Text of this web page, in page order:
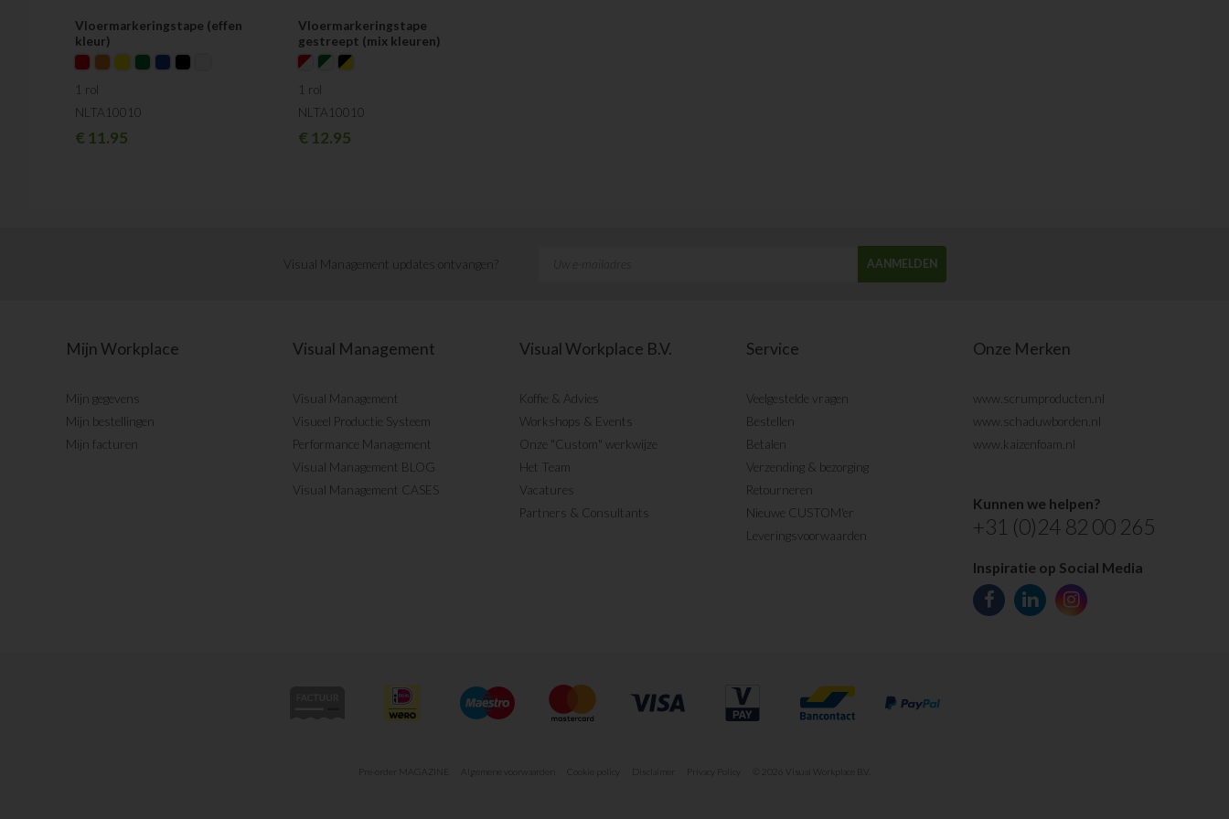
Vloermarkeringstape (effen
kleur)
1 rol
NLTA10010
€11.95
Vloermarkeringstape
gestreept (mix kleuren)
1 rol
NLTA10010
€12.95
Visual Management updates ontvangen? AANMELDEN
Mijn Workplace
Mijn gegevens
Mijn bestellingen
Mijn facturen
Visual Management
Visual Management
Visueel Productie Systeem
Performance Management
Visual Management BLOG
Visual Management CASES
Visual Workplace B.V.
Koffie & Advies
Workshops & Events
Onze "Custom" werkwijze
Het Team
Vacatures
Partners & Consultants
Service
Veelgestelde vragen
Bestellen
Betalen
Verzending & bezorging
Retourneren
Nieuwe CUSTOM'er
Leveringsvoorwaarden
Onze Merken
www.scrumproducten.nl
www.schaduwborden.nl
www.kaizenfoam.nl
Kunnen we helpen?
+31 (0)24 82 00 265
Inspiratie op Social Media
Pre-order MAGAZINE Algemene voorwaarden Disclaimer © 2026 Visual Workplace B.V.